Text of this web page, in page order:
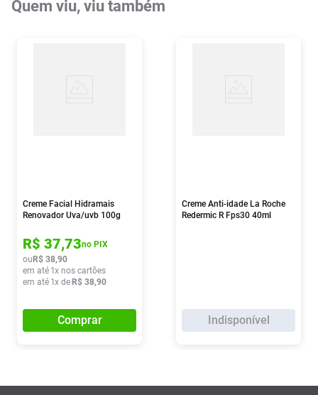
Quem viu, viu também
Creme Facial Hidramais
Renovador Uva/uvb 100g
R$ 37,73no PIX
ou R$ 38,90
em até 1x nos cartões
em até 1x de R$ 38,90
Comprar
Creme Anti-idade La Roche
Redermic R Fps30 40ml
Indisponível